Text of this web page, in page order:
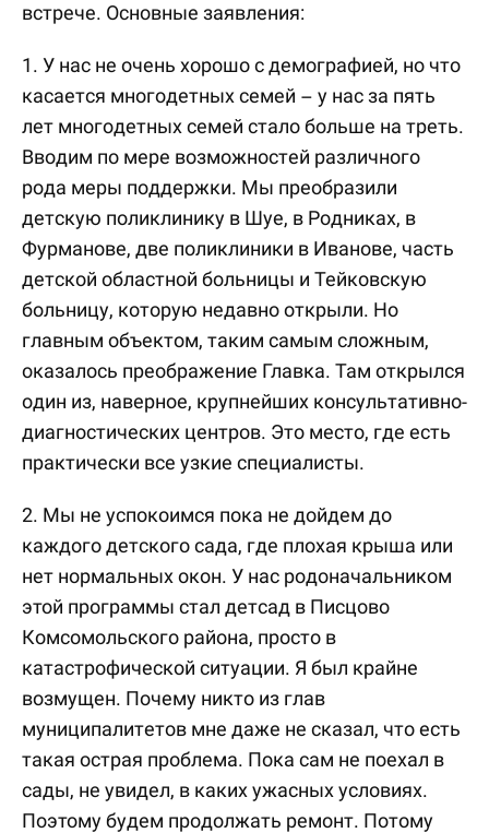
встрече. Основные заявления:
1. У нас не очень хорошо с демографией, но что
касается многодетных семей – у нас за пять
лет многодетных семей стало больше на треть.
Вводим по мере возможностей различного
рода меры поддержки. Мы преобразили
детскую поликлинику в Шуе, в Родниках, в
Фурманове, две поликлиники в Иванове, часть
детской областной больницы и Тейковскую
больницу, которую недавно открыли. Но
главным объектом, таким самым сложным,
оказалось преображение Главка. Там открылся
один из, наверное, крупнейших консультативно-
диагностических центров. Это место, где есть
практически все узкие специалисты.
2. Мы не успокоимся пока не дойдем до
каждого детского сада, где плохая крыша или
нет нормальных окон. У нас родоначальником
этой программы стал детсад в Писцово
Комсомольского района, просто в
катастрофической ситуации. Я был крайне
возмущен. Почему никто из глав
муниципалитетов мне даже не сказал, что есть
такая острая проблема. Пока сам не поехал в
сады, не увидел, в каких ужасных условиях.
Поэтому будем продолжать ремонт. Потому